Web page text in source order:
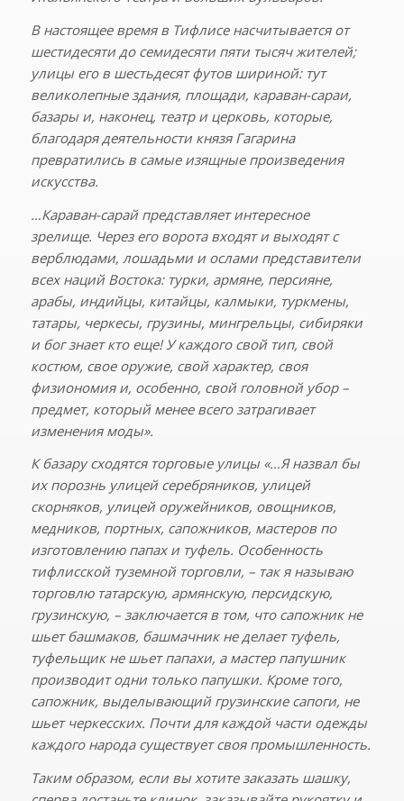
В настоящее время в Тифлисе насчитывается от
шестидесяти до семидесяти пяти тысяч жителей;
улицы его в шестьдесят футов шириной: тут
великолепные здания, площади, караван-сараи,
базары и, наконец, театр и церковь, которые,
благодаря деятельности князя Гагарина
превратились в самые изящные произведения
искусства.
…Караван-сарай представляет интересное
зрелище. Через его ворота входят и выходят с
верблюдами, лошадьми и ослами представители
всех наций Востока: турки, армяне, персияне,
арабы, индийцы, китайцы, калмыки, туркмены,
татары, черкесы, грузины, мингрельцы, сибиряки
и бог знает кто еще! У каждого свой тип, свой
костюм, свое оружие, свой характер, своя
физиономия и, особенно, свой головной убор –
предмет, который менее всего затрагивает
изменения моды».
К базару сходятся торговые улицы «…Я назвал бы
их порознь улицей серебряников, улицей
скорняков, улицей оружейников, овощников,
медников, портных, сапожников, мастеров по
изготовлению папах и туфель. Особенность
тифлисской туземной торговли, – так я называю
торговлю татарскую, армянскую, персидскую,
грузинскую, – заключается в том, что сапожник не
шьет башмаков, башмачник не делает туфель,
туфельщик не шьет папахи, а мастер папушник
производит одни только папушки. Кроме того,
сапожник, выделывающий грузинские сапоги, не
шьет черкесских. Почти для каждой части одежды
каждого народа существует своя промышленность.
Таким образом, если вы хотите заказать шашку,